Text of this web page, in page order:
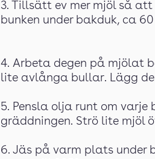
3. Tillsätt ev mer mjöl så
bunken under bakduk, ca
4. Arbeta degen på mjölat
lite avlånga bullar. Lägg
5. Pensla olja runt om
gräddningen. Strö lite mjöl
6. Jäs på varm plats under